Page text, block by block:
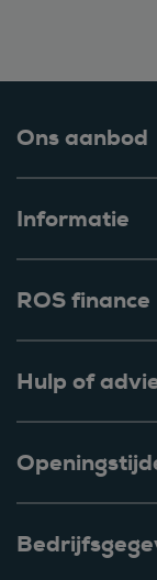
Ons aanbod
Informatie
ROS finance
Hulp of